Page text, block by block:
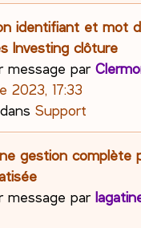
identifiant et mot
Investing clôture
message par
2023, 17:33
Support
gestion complète
message par